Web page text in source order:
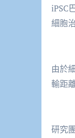
iPSC
細胞
由於
輸距
研究